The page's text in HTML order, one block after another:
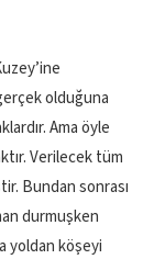
olduğuna
Ama öyle
Verilecek tüm
Bundan sonrası
durmuşken
yoldan köşeyi